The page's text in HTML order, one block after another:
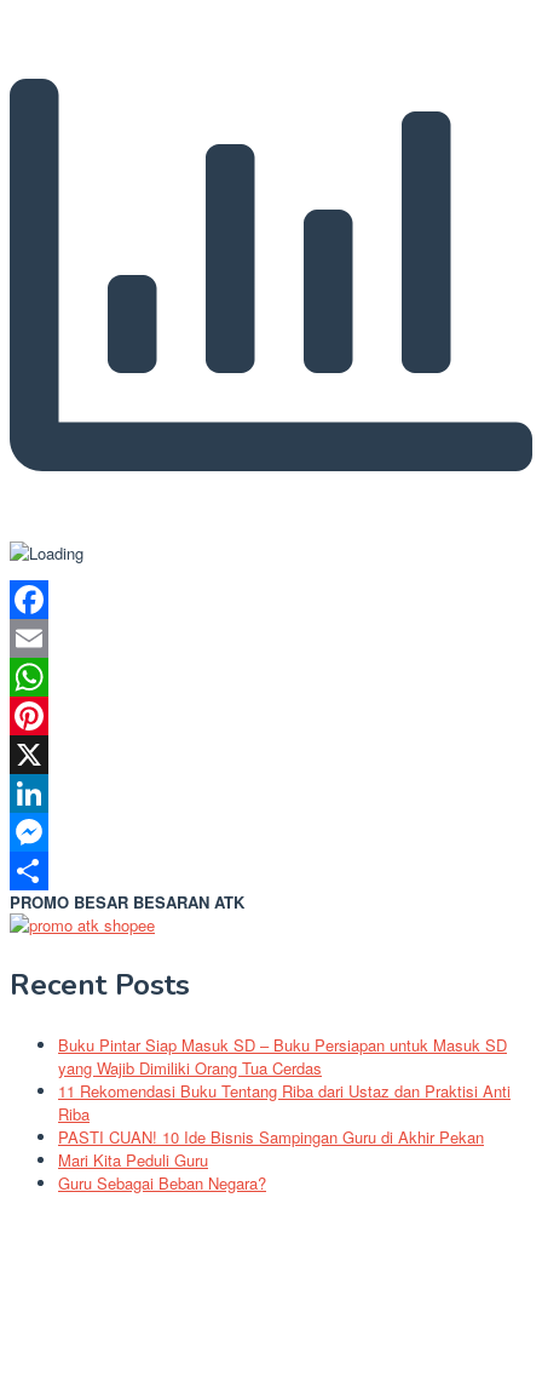
Facebook
Email
WhatsApp
Pinterest
X
LinkedIn
Messenger
Share
PROMO BESAR BESARAN ATK
Recent Posts
Buku Pintar Siap Masuk SD – Buku Persiapan untuk Masuk SD
yang Wajib Dimiliki Orang Tua Cerdas
11 Rekomendasi Buku Tentang Riba dari Ustaz dan Praktisi Anti
Riba
PASTI CUAN! 10 Ide Bisnis Sampingan Guru di Akhir Pekan
Mari Kita Peduli Guru
Guru Sebagai Beban Negara?